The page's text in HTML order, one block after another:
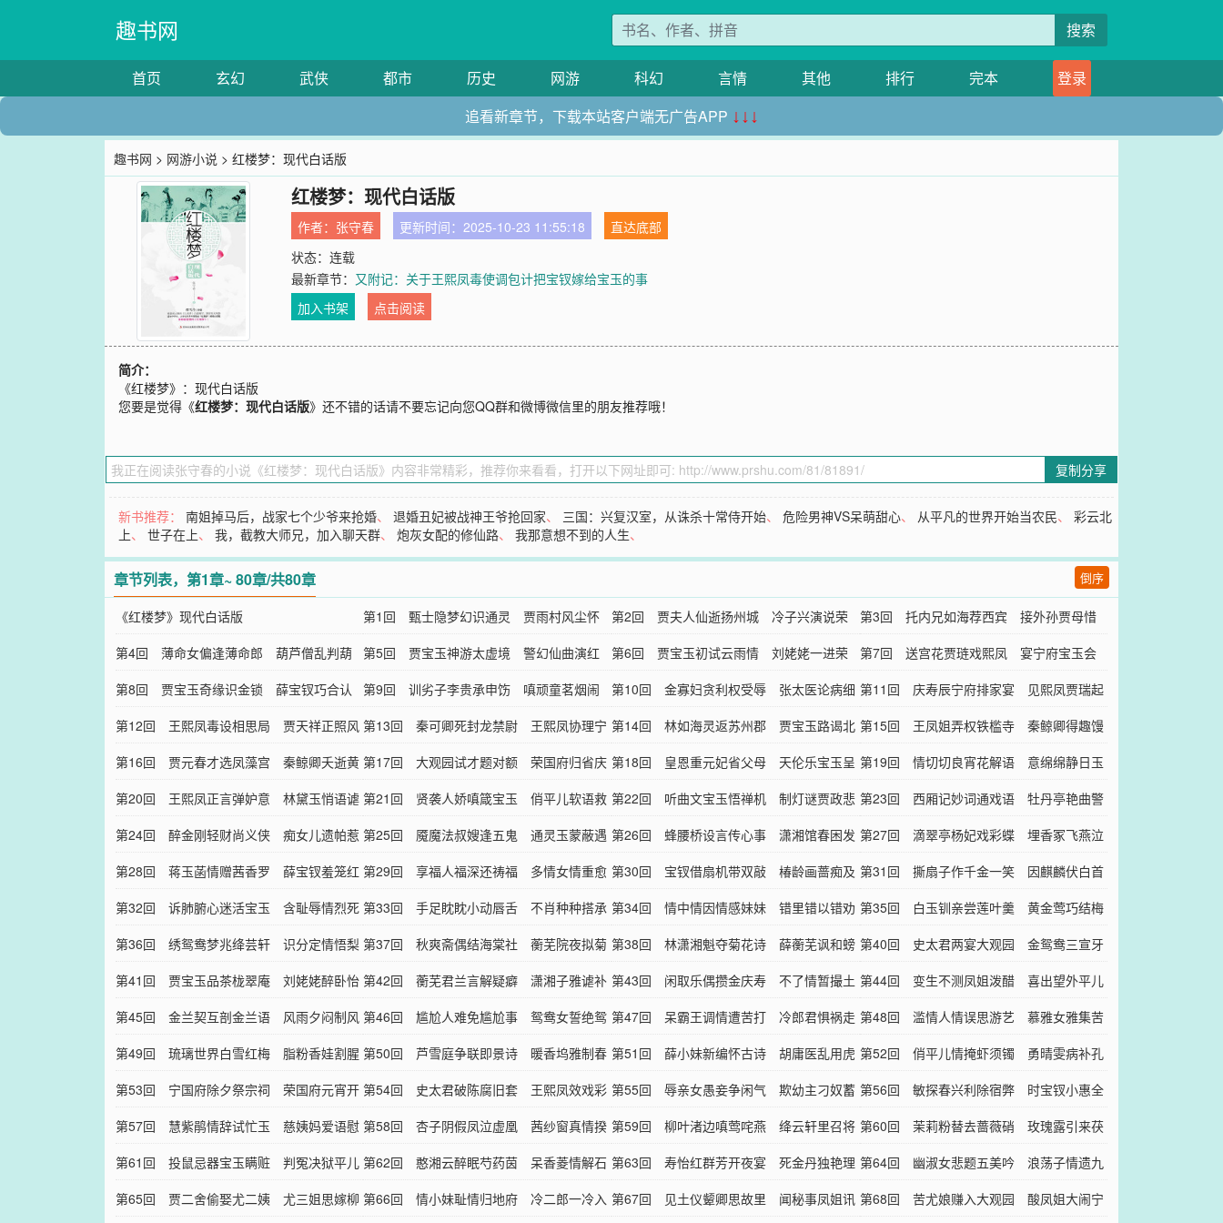
趣书网 搜索
首页 玄幻 武侠 都市 历史 网游 科幻 言情 其他 排行 完本
登录
追看新章节，下载本站客户端无广告APP ↓↓↓
趣书网 > 网游小说 > 红楼梦：现代白话版
红楼梦：现代白话版
作者： 张守春 更新时间：2025-10-23 11:55:18
直达底部
状态：连载
最新章节： 又附记：关于王熙凤毒使调包计把宝钗嫁给宝玉的事
加入书架
点击阅读
简介：
《红楼梦》：现代白话版
您要是觉得《红楼梦：现代白话版》还不错的话请不要忘记向您QQ群和微博微信里的朋友推荐哦！
复制分享
新书推荐：南姐掉马后，战家七个少爷来抢婚、退婚丑妃被战神王爷抢回家、 三国：兴复汉室，从诛杀十常侍开始、危险男神VS呆萌甜心、 从平凡的世界开始当农民、彩云北
上、世子在上、我，截教大师兄，加入聊天群、炮灰女配的修仙路、我那意想不到的人生、
章节列表，第1章~ 80章/共80章 倒序
《红楼梦》现代白话版
第1回 甄士隐梦幻识通灵 贾雨村风尘怀
闺秀
第2回 贾夫人仙逝扬州城 冷子兴演说荣
国府
第3回 托内兄如海荐西宾 接外孙贾母惜
孤女
第4回 薄命女偏逢薄命郎 葫芦僧乱判葫
芦案
第5回 贾宝玉神游太虚境 警幻仙曲演红
楼梦
第6回 贾宝玉初试云雨情 刘姥姥一进荣
国府
第7回 送宫花贾琏戏熙凤 宴宁府宝玉会
秦钟
第8回 贾宝玉奇缘识金锁 薛宝钗巧合认
通灵
第9回 训劣子李贵承申饬 嗔顽童茗烟闹
书房
第10回 金寡妇贪利权受辱 张太医论病细
究源
第11回 庆寿辰宁府排家宴 见熙凤贾瑞起
淫心
第12回 王熙凤毒设相思局 贾天祥正照风
月鉴
第13回 秦可卿死封龙禁尉 王熙凤协理宁
国府
第14回 林如海灵返苏州郡 贾宝玉路谒北
静王
第15回 王凤姐弄权铁槛寺 秦鲸卿得趣馒
头庵
第16回 贾元春才选凤藻宫 秦鲸卿夭逝黄
泉路
第17回 大观园试才题对额 荣国府归省庆
元宵
第18回 皇恩重元妃省父母 天伦乐宝玉呈
才藻
第19回 情切切良宵花解语 意绵绵静日玉
生香
第20回 王熙凤正言弹妒意 林黛玉悄语谑
娇音
第21回 贤袭人娇嗔箴宝玉 俏平儿软语救
贾琏
第22回 听曲文宝玉悟禅机 制灯谜贾政悲
谶语
第23回 西厢记妙词通戏语 牡丹亭艳曲警
芳心
第24回 醉金刚轻财尚义侠 痴女儿遗帕惹
相思
第25回 魇魔法叔嫂逢五鬼 通灵玉蒙蔽遇
双真
第26回 蜂腰桥设言传心事 潇湘馆春困发
幽情
第27回 滴翠亭杨妃戏彩蝶 埋香冢飞燕泣
残红
第28回 蒋玉菡情赠茜香罗 薛宝钗羞笼红
麝串
第29回 享福人福深还祷福 多情女情重愈
斟情
第30回 宝钗借扇机带双敲 椿龄画蔷痴及
局外
第31回 撕扇子作千金一笑 因麒麟伏白首
双星
第32回 诉肺腑心迷活宝玉 含耻辱情烈死
金钏
第33回 手足眈眈小动唇舌 不肖种种搭承
笞挞
第34回 情中情因情感妹妹 错里错以错劝
哥哥
第35回 白玉钏亲尝莲叶羹 黄金莺巧结梅
花络
第36回 绣鸳鸯梦兆绛芸轩 识分定情悟梨
香院
第37回 秋爽斋偶结海棠社 蘅芜院夜拟菊
花题
第38回 林潇湘魁夺菊花诗 薛蘅芜讽和螃
蟹咏
第40回 史太君两宴大观园 金鸳鸯三宣牙
牌令
第41回 贾宝玉品茶栊翠庵 刘姥姥醉卧怡
红院
第42回 蘅芜君兰言解疑癖 潇湘子雅谑补
馀音
第43回 闲取乐偶攒金庆寿 不了情暂撮土
为香
第44回 变生不测凤姐泼醋 喜出望外平儿
理妆
第45回 金兰契互剖金兰语 风雨夕闷制风
雨词
第46回 尴尬人难免尴尬事 鸳鸯女誓绝鸳
鸯偶
第47回 呆霸王调情遭苦打 冷郎君惧祸走
他乡
第48回 滥情人情误思游艺 慕雅女雅集苦
吟诗
第49回 琉璃世界白雪红梅 脂粉香娃割腥
啖膻
第50回 芦雪庭争联即景诗 暖香坞雅制春
灯谜
第51回 薛小妹新编怀古诗 胡庸医乱用虎
狼药
第52回 俏平儿情掩虾须镯 勇晴雯病补孔
雀裘
第53回 宁国府除夕祭宗祠 荣国府元宵开
夜宴
第54回 史太君破陈腐旧套 王熙凤效戏彩
斑衣
第55回 辱亲女愚妾争闲气 欺幼主刁奴蓄
险心
第56回 敏探春兴利除宿弊 时宝钗小惠全
大体
第57回 慧紫鹃情辞试忙玉 慈姨妈爱语慰
痴颦
第58回 杏子阴假凤泣虚凰 茜纱窗真情揆
痴理
第59回 柳叶渚边嗔莺咤燕 绛云轩里召将
飞符
第60回 茉莉粉替去蔷薇硝 玫瑰露引来茯
苓霜
第61回 投鼠忌器宝玉瞒赃 判冤决狱平儿
行权
第62回 憨湘云醉眠芍药茵 呆香菱情解石
榴裙
第63回 寿怡红群芳开夜宴 死金丹独艳理
亲丧
第64回 幽淑女悲题五美吟 浪荡子情遗九
龙佩
第65回 贾二舍偷娶尤二姨 尤三姐思嫁柳 第66回 情小妹耻情归地府 冷二郎一冷入 第67回 见土仪颦卿思故里 闻秘事凤姐讯 第68回 苦尤娘赚入大观园 酸凤姐大闹宁